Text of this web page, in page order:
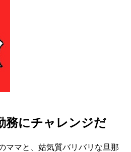
にチャレンジだ
ママと、姑気質バリバリな旦那